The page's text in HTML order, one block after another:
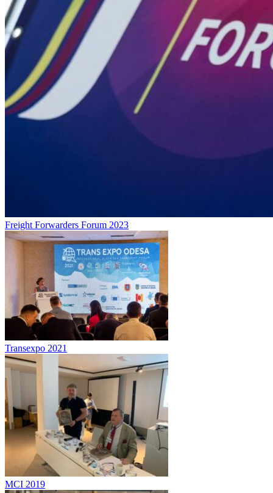
Freight Forwarders Forum 2023
Transexpo 2021
MCI 2019